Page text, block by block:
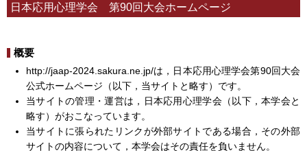
日本応用心理学会 第90回大会ホームページ
概要
http://jaap-2024.sakura.ne.jp/は，日本応用心理学会第90回大会
公式ホームページ（以下，当サイトと略す）です。
当サイトの管理・運営は，日本応用心理学会（以下，本学会と
略す）がおこなっています。
当サイトに張られたリンクが外部サイトである場合，その外部
サイトの内容について，本学会はその責任を負いません。